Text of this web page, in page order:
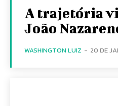
A trajetória
João
WASHINGTON LUIZ - 20 DE